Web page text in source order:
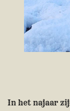
In het najaar